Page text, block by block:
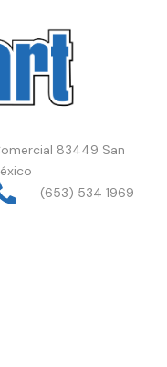
83449 San
(653) 534 1969